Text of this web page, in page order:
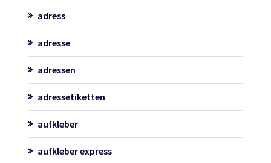
adress
adresse
adressen
adressetiketten
aufkleber
aufkleber express